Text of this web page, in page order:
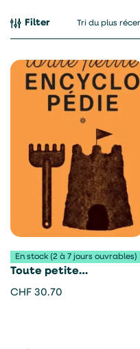
Filter
En stock (2 à 7 jours ouvrables)
Toute petite
encyclopédie – Aurélien
CHF 30.70